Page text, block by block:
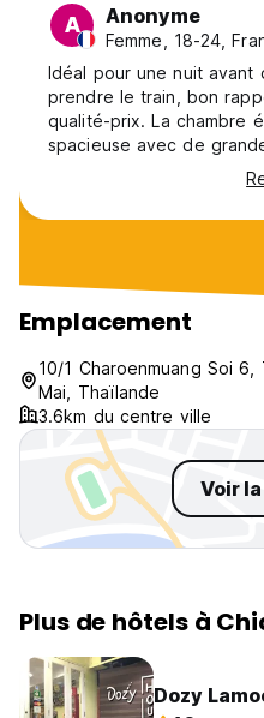
A Anonyme
Femme, 18-24,
Idéal pour une nuit avant
prendre le train, bon
qualité-prix. La chambre
spacieuse avec de
fenêtres et la salle de
très bien. Pas de petit
mais vous pouvez aller
จักรพรรดิ (à seulement
l'hôtel).
Emplacement
10/1 Charoenmuang Soi 6,
Mai, Thaïlande
3.6km du centre ville
Voir
Plus de hôtels à
Dozy